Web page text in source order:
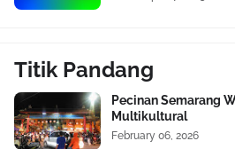
Titik Pandang
Pecinan Semarang
Multikultural
February 06, 2026